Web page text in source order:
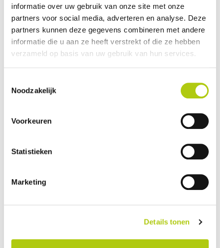
informatie over uw gebruik van onze site met onze
partners voor social media, adverteren en analyse. Deze
partners kunnen deze gegevens combineren met andere
informatie die u aan ze heeft verstrekt of die ze hebben
verzameld op basis van uw gebruik van hun services.
Noodzakelijk
Voorkeuren
Statistieken
Marketing
Details tonen
Plus- en minpunten
Wat vind je van de scooter?
Je gegevens